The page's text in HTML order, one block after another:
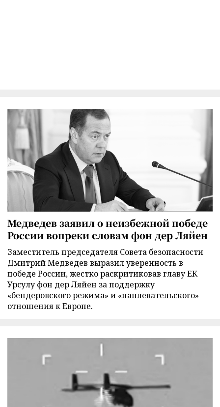
Медведев заявил о неизбежной победе
России вопреки словам фон дер Ляйен
Заместитель председателя Совета безопасности
Дмитрий Медведев выразил уверенность в
победе России, жестко раскритиковав главу ЕК
Урсулу фон дер Ляйен за поддержку
«бендеровского режима» и «наплевательского»
отношения к Европе.